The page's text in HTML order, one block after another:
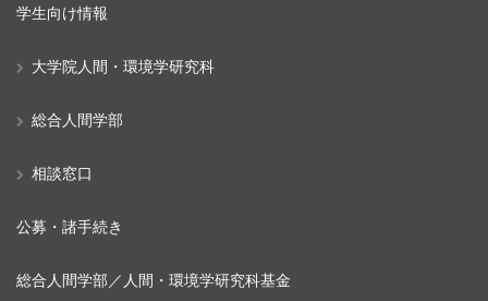
学生向け情報
大学院人間・環境学研究科
総合人間学部
相談窓口
公募・諸手続き
総合人間学部／人間・環境学研究科基金